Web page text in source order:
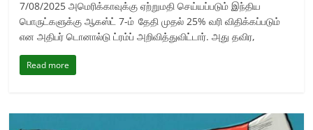
7/08/2025 அமெரிக்காவுக்கு ஏற்றுமதி செய்யப்படும் இந்திய
பொருட்களுக்கு ஆகஸ்ட் 7-ம் தேதி முதல் 25% வரி விதிக்கப்படும்
என அதிபர் டொனால்டு ட்ரம்ப் அறிவித்துவிட்டார். அது தவிர,
Read more